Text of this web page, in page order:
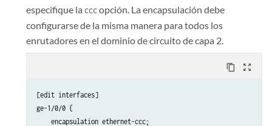
        interface fxp0.0 {
            disable;
        }
especifique la cccopción. La encapsulación debe
configurarse de la misma manera para todos los
enrutadores en el dominio de circuito de capa 2.
content_copy zoom_out_map
[edit interfaces]
ge-1/0/0 {
    encapsulation ethernet-ccc;